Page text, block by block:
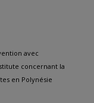
avec
concernant la
en Polynésie